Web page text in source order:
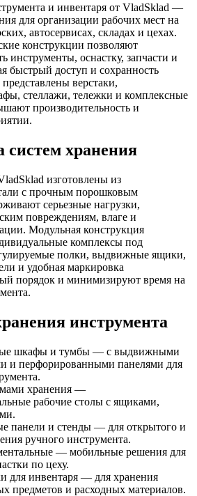
и инвентаря от VladSklad —
для организации рабочих мест на
автосервисах, складах и цехах.
конструкции позволяют
инструменты, оснастку, запчасти и
быстрый доступ и сохранность
верстаки,
стеллажи, тележки и комплексные
производительность и
хранения
изготовлены из
с прочным порошковым
серьезные нагрузки,
повреждениям, влаге и
Модульная конструкция
комплексы под
полки, выдвижные ящики,
и удобная маркировка
порядок и минимизируют время на
инструмента
шкафы и тумбы — с выдвижными
и перфорированными панелями для
хранения —
рабочие столы с ящиками,
панели и стенды — для открытого и
ручного инструмента.
— мобильные решения для
по цеху.
для инвентаря — для хранения
предметов и расходных материалов.